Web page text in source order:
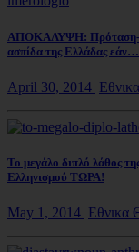
ΑΠΟΚΑΛΥΨΗ: Πρόταση-
ασπίδα της Ελλάδας
April 30, 2014
Το μεγάλο διπλό λάθος
Ελληνισμού ΤΩΡΑ!
May 1, 2014 Εθνικα